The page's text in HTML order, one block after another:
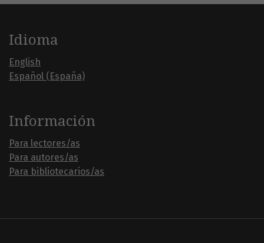
Idioma
English
Español (España)
Información
Para lectores/as
Para autores/as
Para bibliotecarios/as